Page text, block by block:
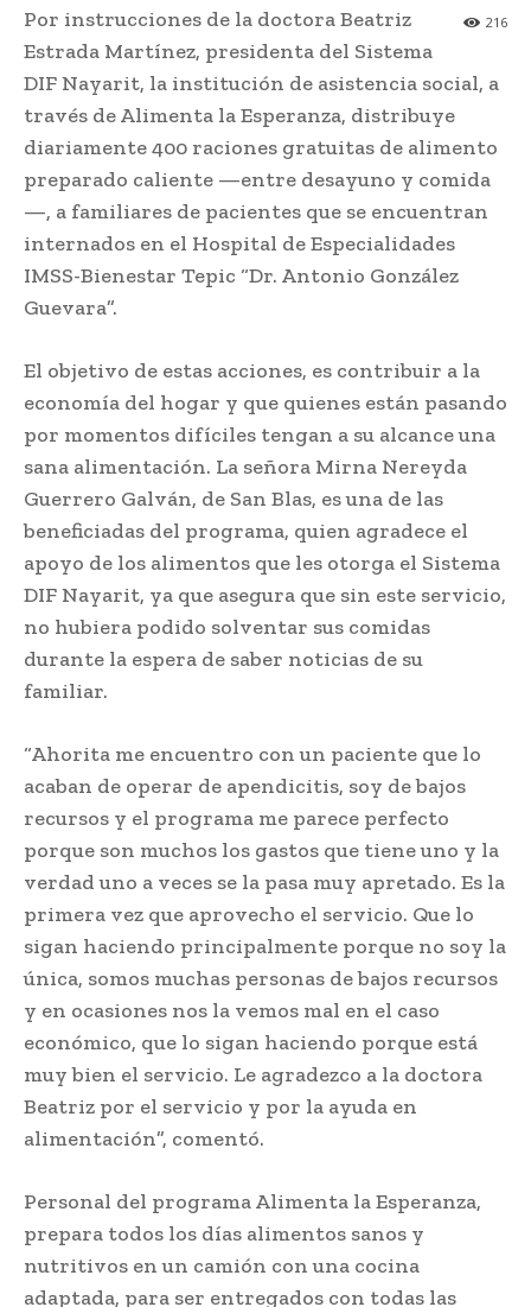
216
Por instrucciones de la doctora Beatriz
Estrada Martínez, presidenta del Sistema
DIF Nayarit, la institución de asistencia social, a
través de Alimenta la Esperanza, distribuye
diariamente 400 raciones gratuitas de alimento
preparado caliente —entre desayuno y comida
—, a familiares de pacientes que se encuentran
internados en el Hospital de Especialidades
IMSS-Bienestar Tepic “Dr. Antonio González
Guevara”.
El objetivo de estas acciones, es contribuir a la
economía del hogar y que quienes están pasando
por momentos difíciles tengan a su alcance una
sana alimentación. La señora Mirna Nereyda
Guerrero Galván, de San Blas, es una de las
beneficiadas del programa, quien agradece el
apoyo de los alimentos que les otorga el Sistema
DIF Nayarit, ya que asegura que sin este servicio,
no hubiera podido solventar sus comidas
durante la espera de saber noticias de su
familiar.
“Ahorita me encuentro con un paciente que lo
acaban de operar de apendicitis, soy de bajos
recursos y el programa me parece perfecto
porque son muchos los gastos que tiene uno y la
verdad uno a veces se la pasa muy apretado. Es la
primera vez que aprovecho el servicio. Que lo
sigan haciendo principalmente porque no soy la
única, somos muchas personas de bajos recursos
y en ocasiones nos la vemos mal en el caso
económico, que lo sigan haciendo porque está
muy bien el servicio. Le agradezco a la doctora
Beatriz por el servicio y por la ayuda en
alimentación”, comentó.
Personal del programa Alimenta la Esperanza,
prepara todos los días alimentos sanos y
nutritivos en un camión con una cocina
adaptada, para ser entregados con todas las